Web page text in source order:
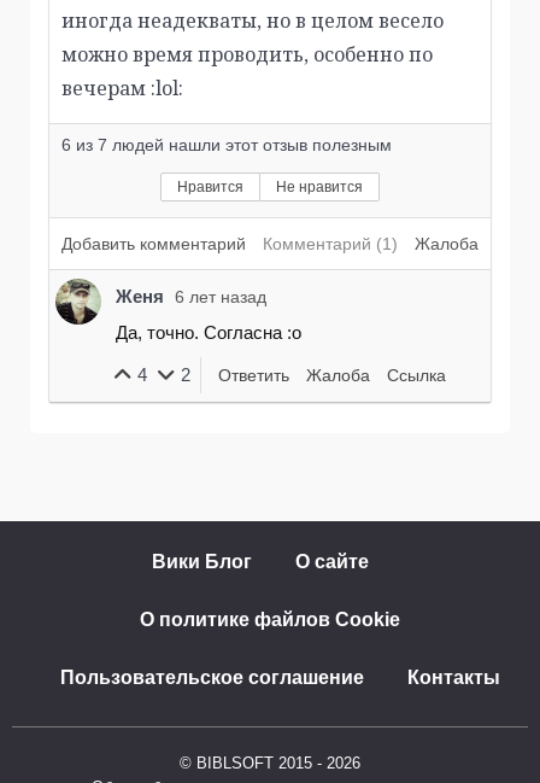
иногда неадекваты, но в целом весело
можно время проводить, особенно по
вечерам :lol:
6 из 7 людей нашли этот отзыв полезным
Нравится Не нравится
Добавить комментарий Комментарий (1) Жалоба
Женя 6 лет назад
Да, точно. Согласна :o
4 2 Ответить Жалоба Ссылка
Вики Блог О сайте
О политике файлов Cookie
Пользовательское соглашение Контакты
© BIBLSOFT 2015 - 2026